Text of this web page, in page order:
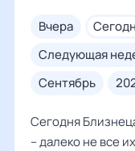
вчера
следующая
сентябрь
Сегодня
– далеко не все